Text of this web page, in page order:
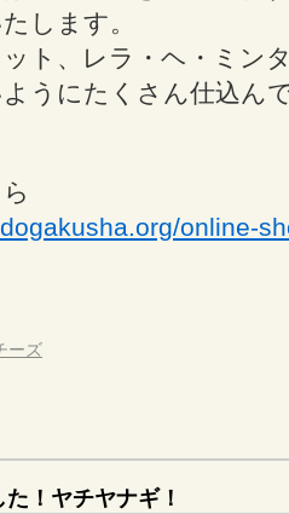
します。
ト、レラ・ヘ・ミン
うにたくさん仕込ん
online-
ーズ
！ヤチヤナギ！